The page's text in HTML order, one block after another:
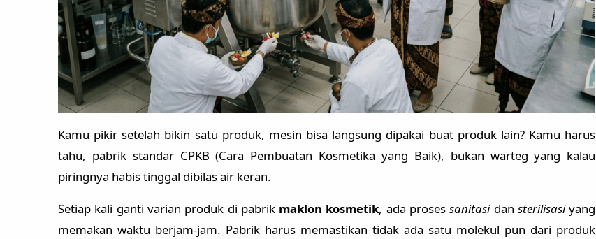
Kamu pikir setelah bikin satu produk, mesin bisa langsung dipakai buat produk lain? Kamu harus
tahu, pabrik standar CPKB (Cara Pembuatan Kosmetika yang Baik), bukan warteg yang kalau
piringnya habis tinggal dibilas air keran.
Setiap kali ganti varian produk di pabrik maklon kosmetik, ada prosessanitasidansterilisasiyang
memakan waktu berjam-jam. Pabrik harus memastikan tidak ada satu molekul pun dari produk